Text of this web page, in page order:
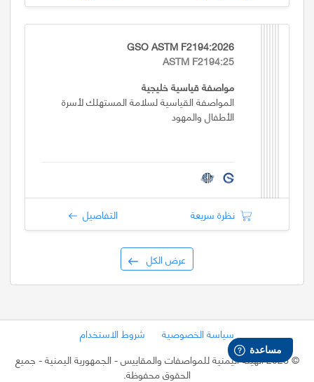
GSO ASTM F2194:2026
ASTM F2194:25
مواصفة قياسية خليجية
المواصفة القياسية لسلامة المستهلك لأسرة
الأطفال والمهود
نظرة سريعة التفاصيل
عرض الكل
سياسة الخصوصية
شروط الاستخدام
©2026 الهيئة اليمنية للمواصفات والمقاييس - الجمهورية اليمنية
- جميع
الحقوق محفوظة.